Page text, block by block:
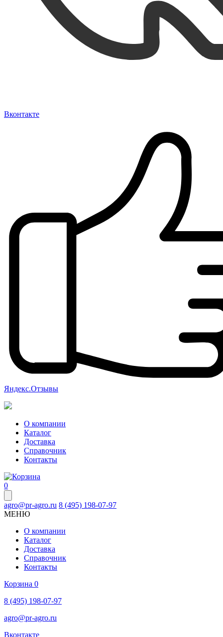
Вконтакте
Яндекс.Отзывы
О компании
Каталог
Доставка
Справочник
Контакты
0
agro@pr-agro.ru 8 (495) 198-07-97
МЕНЮ
О компании
Каталог
Доставка
Справочник
Контакты
Корзина 0
8 (495) 198-07-97
agro@pr-agro.ru
Вконтакте